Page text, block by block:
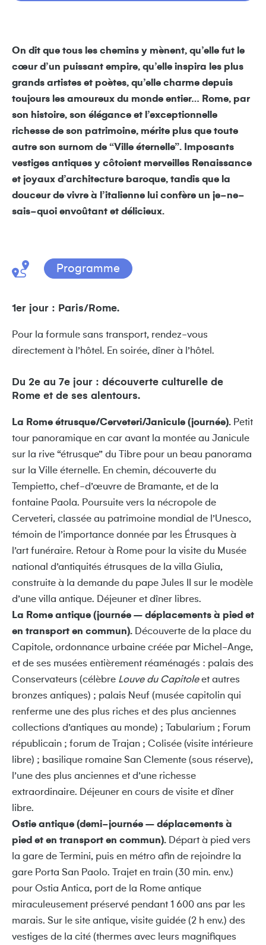
On dit que tous les chemins y mènent, qu’elle fut le
cœur d’un puissant empire, qu’elle inspira les plus
grands artistes et poètes, qu’elle charme depuis
toujours les amoureux du monde entier… Rome, par
son histoire, son élégance et l’exceptionnelle
richesse de son patrimoine, mérite plus que toute
autre son surnom de “Ville éternelle”. Imposants
vestiges antiques y côtoient merveilles Renaissance
et joyaux d’architecture baroque, tandis que la
douceur de vivre à l’italienne lui confère un je-ne-
sais-quoi envoûtant et délicieux.
Programme
1er jour : Paris/Rome.
Pour la formule sans transport, rendez-vous
directement à l’hôtel. En soirée, dîner à l’hôtel.
Du 2e au 7e jour : découverte culturelle de
Rome et de ses alentours.
La Rome étrusque/Cerveteri/Janicule (journée). Petit
tour panoramique en car avant la montée au Janicule
sur la rive “étrusque” du Tibre pour un beau panorama
sur la Ville éternelle. En chemin, découverte du
Tempietto, chef-d’œuvre de Bramante, et de la
fontaine Paola. Poursuite vers la nécropole de
Cerveteri, classée au patrimoine mondial de l’Unesco,
témoin de l’importance donnée par les Étrusques à
l’art funéraire. Retour à Rome pour la visite du Musée
national d’antiquités étrusques de la villa Giulia,
construite à la demande du pape Jules II sur le modèle
d’une villa antique. Déjeuner et dîner libres.
La Rome antique (journée – déplacements à pied et
en transport en commun). Découverte de la place du
Capitole, ordonnance urbaine créée par Michel-Ange,
et de ses musées entièrement réaménagés : palais des
Conservateurs (célèbre Louve du Capitoleet autres
bronzes antiques) ; palais Neuf (musée capitolin qui
renferme une des plus riches et des plus anciennes
collections d’antiques au monde) ; Tabularium ; Forum
républicain ; forum de Trajan ; Colisée (visite intérieure
libre) ; basilique romaine San Clemente (sous réserve),
l’une des plus anciennes et d’une richesse
extraordinaire. Déjeuner en cours de visite et dîner
libre.
Ostie antique (demi-journée – déplacements à
pied et en transport en commun). Départ à pied vers
la gare de Termini, puis en métro afin de rejoindre la
gare Porta San Paolo. Trajet en train (30 min. env.)
pour Ostia Antica, port de la Rome antique
miraculeusement préservé pendant 1 600 ans par les
marais. Sur le site antique, visite guidée (2 h env.) des
vestiges de la cité (thermes avec leurs magnifiques